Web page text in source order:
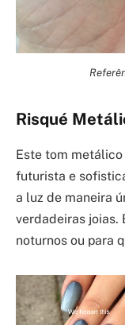
Risqué
Este tom
futurista e
a luz de maneira
verdadeiras joias.
noturnos ou para